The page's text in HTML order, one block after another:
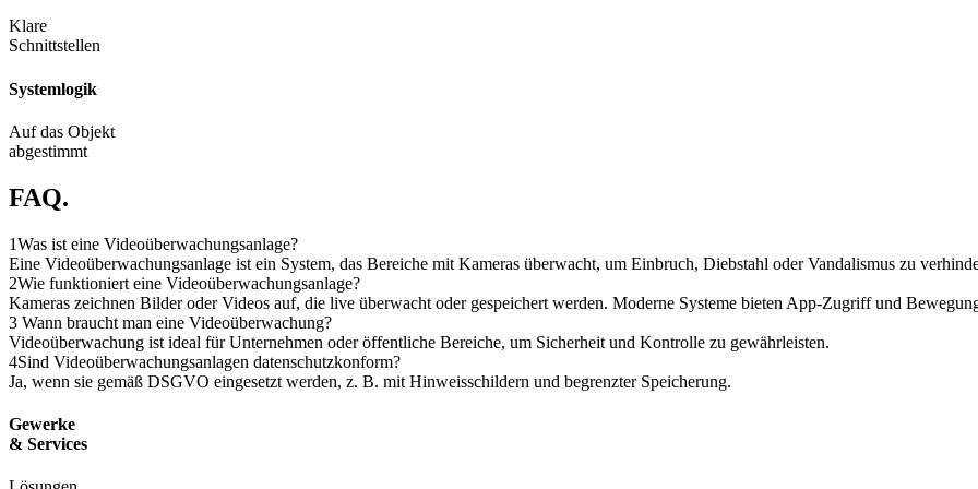
Klare
Schnittstellen
Systemlogik
Auf das Objekt
abgestimmt
FAQ.
1Was ist eine Videoüberwachungsanlage?
Eine Videoüberwachungsanlage ist ein System, das Bereiche mit Kameras überwacht, um Einbruch, Diebstahl oder Vandalismus zu
2Wie funktioniert eine Videoüberwachungsanlage?
Kameras zeichnen Bilder oder Videos auf, die live überwacht oder gespeichert werden. Moderne Systeme bieten App-Zugriff und
3 Wann braucht man eine Videoüberwachung?
Videoüberwachung ist ideal für Unternehmen oder öffentliche Bereiche, um Sicherheit und Kontrolle zu gewährleisten.
4Sind Videoüberwachungsanlagen datenschutzkonform?
Ja, wenn sie gemäß DSGVO eingesetzt werden, z. B. mit Hinweisschildern und begrenzter Speicherung.
Gewerke
& Services